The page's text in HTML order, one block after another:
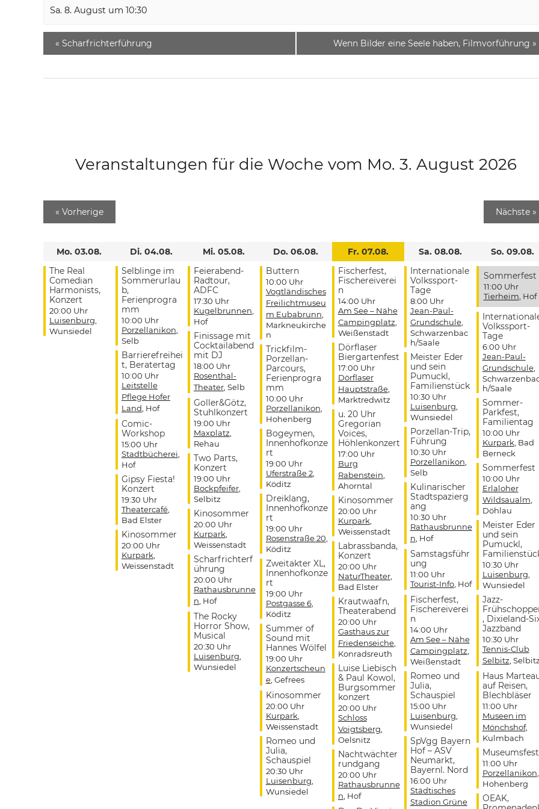
Sa. 8. August um 10:30
« Scharfrichterführung Wenn Bilder eine Seele haben, Filmvorführung »
Veranstaltungen für die Woche vom Mo. 3. August 2026
« Vorherige Nächste »
Mo. 03.08.
The Real
Comedian
Harmonists,
Konzert
20:00 Uhr
Luisenburg
Wunsiedel
Di. 04.08.
Selblinge im
Sommerurlau
b,
Ferienprogra
mm
10:00 Uhr
Porzellanikon
Selb
Barrierefreihei
t, Beratertag
10:00 Uhr
Leitstelle
Pflege Hofer
Land , Hof
Comic-
Workshop
15:00 Uhr
Stadtbücherei
Hof
Gipsy Fiesta!
Konzert
19:30 Uhr
Theatercafé,
Bad Elster
Kinosommer
20:00 Uhr
Kurpark
Weissenstadt
Mi. 05.08.
Feierabend-
Radtour,
ADFC
17:30 Uhr
Kugelbrunnen
Hof
Finissage mit
Cocktailabend
mit DJ
18:00 Uhr
Rosenthal-
Theater, Selb
Goller&Götz,
Stuhlkonzert
19:00 Uhr
Maxplatz
Rehau
Two Parts,
Konzert
19:00 Uhr
Bockpfeifer,
Selbitz
Kinosommer
20:00 Uhr
Kurpark
Weissenstadt
Scharfrichterf
ührung
20:00 Uhr
Rathausbrunne
n , Hof
The Rocky
Horror Show,
Musical
20:30 Uhr
Luisenburg
Wunsiedel
Do. 06.08.
Buttern
10:00 Uhr
Vogtländisches
Freilichtmuseu
m Eubabrunn
Markneukirche
n
Trickfilm-
Porzellan-
Parcours,
Ferienprogra
mm
10:00 Uhr
Porzellanikon
Hohenberg
Bogeymen,
Innenhofkonze
rt
19:00 Uhr
Uferstraße 2,
Köditz
Dreiklang,
Innenhofkonze
rt
19:00 Uhr
Rosenstraße 20
Köditz
Zweitakter XL,
Innenhofkonze
rt
19:00 Uhr
Postgasse 6,
Köditz
Summer of
Sound mit
Hannes Wölfel
19:00 Uhr
Konzertscheun
e, Gefrees
Kinosommer
20:00 Uhr
Kurpark
Weissenstadt
Romeo und
Julia,
Schauspiel
20:30 Uhr
Luisenburg
Wunsiedel
Fr. 07.08.
Fischerfest,
Fischereiverei
n
14:00 Uhr
Am See – Nähe
Campingplatz
Weißenstadt
Dörflaser
Biergartenfest
17:00 Uhr
Dörflaser
Hauptstraße,
Marktredwitz
u. 20 Uhr
Gregorian
Voices,
Höhlenkonzert
17:00 Uhr
Burg
Rabenstein
Ahorntal
Kinosommer
20:00 Uhr
Kurpark
Weissenstadt
Labrassbanda,
Konzert
20:00 Uhr
NaturTheater,
Bad Elster
Krautwaafn,
Theaterabend
20:00 Uhr
Gasthaus zur
Friedenseiche,
Konradsreuth
Luise Liebisch
& Paul Kowol,
Burgsommer
konzert
20:00 Uhr
Schloss
Voigtsberg
Oelsnitz
Nachtwächter
rundgang
20:00 Uhr
Rathausbrunne
n , Hof
Sa. 08.08.
Internationale
Volkssport-
Tage
8:00 Uhr
Jean-Paul-
Grundschule,
Schwarzenbac
h/Saale
Meister Eder
und sein
Pumuckl,
Familienstück
10:30 Uhr
Luisenburg
Wunsiedel
Porzellan-Trip,
Führung
10:30 Uhr
Porzellanikon
Selb
Kulinarischer
Stadtspazierg
ang
10:30 Uhr
Rathausbrunne
n , Hof
Samstagsführ
ung
11:00 Uhr
Tourist-Info, Hof
Fischerfest,
Fischereiverei
n
14:00 Uhr
Am See – Nähe
Campingplatz
Weißenstadt
Romeo und
Julia,
Schauspiel
15:00 Uhr
Luisenburg
Wunsiedel
SpVgg Bayern
Hof – ASV
Neumarkt,
Bayernl. Nord
16:00 Uhr
Städtisches
Stadion Grüne
So. 09.08.
Sommerfest
11:00 Uhr
Tierheim , Hof
Volkssport-
Tage
6:00 Uhr
Jean-Paul-
Grundschule,
h/Saale
Sommer-
Parkfest,
Familientag
10:00 Uhr
Kurpark , Bad
Berneck
Sommerfest
10:00 Uhr
Erlaloher
Wildsaualm
Döhlau
Meister Eder
und sein
Pumuckl,
10:30 Uhr
Luisenburg
Wunsiedel
Jazz-
, Dixieland-
Jazzband
10:30 Uhr
Tennis-Club
Selbitz ,
Haus
auf Reisen,
Blechbläser
11:00 Uhr
Museen im
Mönchshof,
Kulmbach
Museumsfest
11:00 Uhr
Porzellanikon
Hohenberg
OEAK,